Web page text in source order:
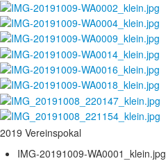
2019 Vereinspokal
IMG-20191009-WA0001_klein.jpg